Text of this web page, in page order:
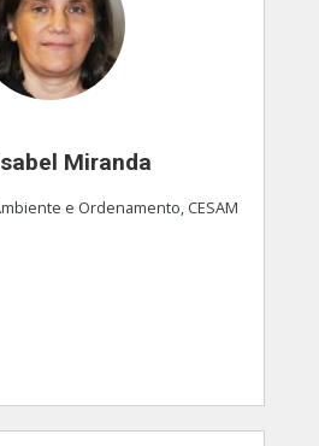
Miranda
e Ordenamento, CESAM